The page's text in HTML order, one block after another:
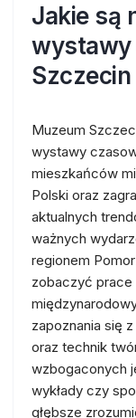
Jakie są
wystawy
Szczecin
Muzeum
wystawy
mieszkańców
Polski oraz
aktualnych
ważnych
regionem
zobaczyć prace
zapoznania się
oraz technik
wzbogaconych
wykłady czy
głębsze